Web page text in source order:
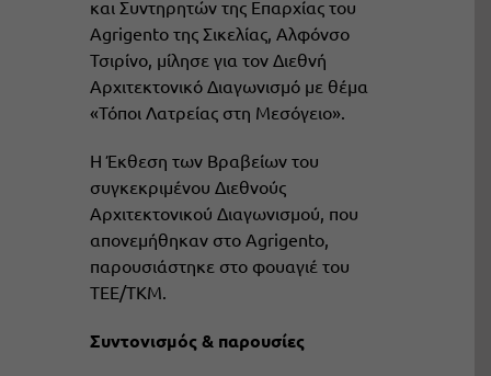
και Συντηρητών της Επαρχίας του
Agrigento της Σικελίας, Αλφόνσο
Τσιρίνο, μίλησε για τον Διεθνή
Αρχιτεκτονικό Διαγωνισμό με θέμα
«Τόποι Λατρείας στη Μεσόγειο».
Η Έκθεση των Βραβείων του
συγκεκριμένου Διεθνούς
Αρχιτεκτονικού Διαγωνισμού, που
απονεμήθηκαν στο Agrigento,
παρουσιάστηκε στο φουαγιέ του
ΤΕΕ/ΤΚΜ.
Συντονισμός & παρουσίες